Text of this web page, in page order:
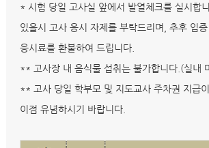
* 시험 당일 고사실 앞에서 발열체크를 실시합
있을시 고사 응시 자제를 부탁드리며, 추후 입증
응시료를 환불하여 드립니다.
** 고사장 내 음식물 섭취는 불가합니다.(실내
** 고사 당일 학부모 및 지도교사 주차권 지급
이점 유념하시기 바랍니다.